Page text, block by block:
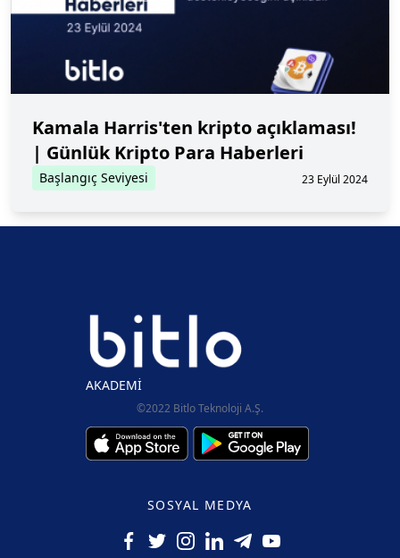
Kamala Harris'ten kripto açıklaması!
| Günlük Kripto Para Haberleri
Başlangıç Seviyesi 23 Eylül 2024
AKADEMİ
©2022 Bitlo Teknoloji A.Ş.
SOSYAL MEDYA